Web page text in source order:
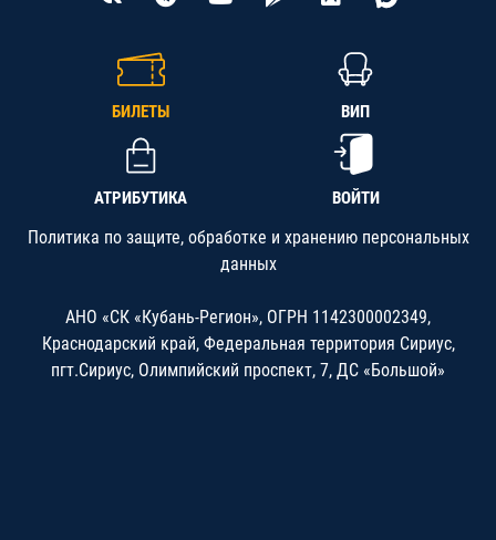
БИЛЕТЫ ВИП
АТРИБУТИКА ВОЙТИ
Политика по защите, обработке и хранению персональных
данных
АНО «СК «Кубань-Регион», ОГРН 1142300002349,
Краснодарский край, Федеральная территория Сириус,
пгт.Сириус, Олимпийский проспект, 7, ДС «Большой»